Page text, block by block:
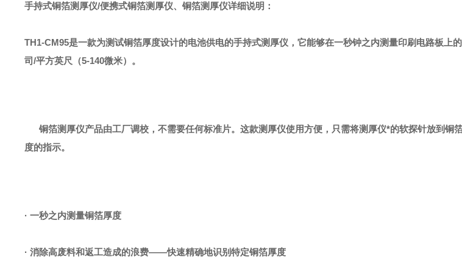
手持式铜箔测厚仪/便携式铜箔测厚仪、铜箔测厚仪详细说明：
TH1-CM95是一款为测试铜箔厚度设计的电池供电的手持式测厚仪，它能够在一秒钟之内测量印刷电路板上
司/平方英尺（5-140微米）。
铜箔测厚仪产品由工厂调校，不需要任何标准片。这款测厚仪使用方便，只需将测厚仪*的软探针放到铜
度的指示。
·一秒之内测量铜箔厚度
·消除高废料和返工造成的浪费——快速精确地识别特定铜箔厚度